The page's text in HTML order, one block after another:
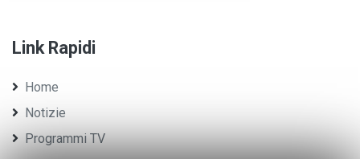
Link Rapidi
Home
Notizie
Programmi TV